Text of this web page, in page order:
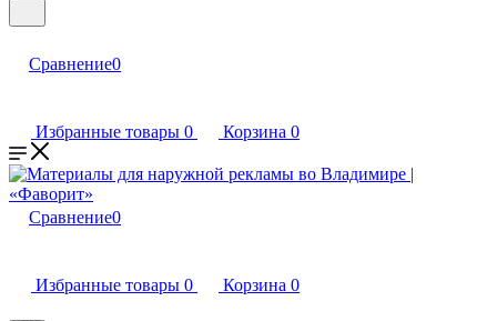
Сравнение0
Избранные товары 0 Корзина 0
Сравнение0
Избранные товары 0 Корзина 0